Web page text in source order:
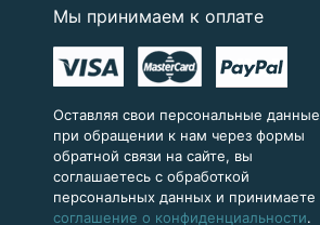
Мы принимаем к оплате
Оставляя свои персональные данные
при обращении к нам через формы
обратной связи на сайте, вы
соглашаетесь с обработкой
персональных данных и принимаете
соглашение о конфиденциальности.